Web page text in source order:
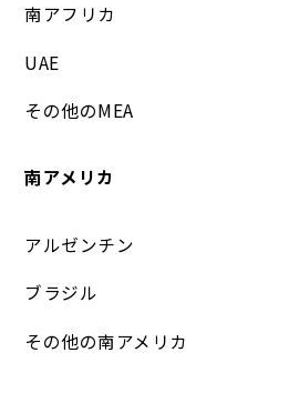
南アフリカ
UAE
その他のMEA
南アメリカ
アルゼンチン
ブラジル
その他の南アメリカ